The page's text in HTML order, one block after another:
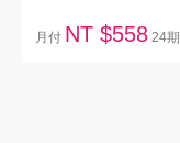
月付 NT $558 24期